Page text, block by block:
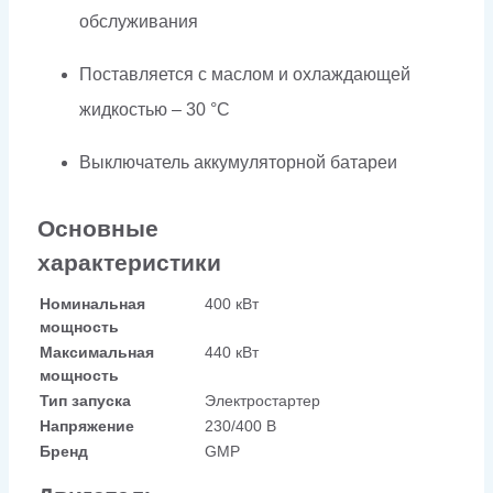
обслуживания
Поставляется с маслом и охлаждающей
жидкостью – 30 °C
Выключатель аккумуляторной батареи
Основные
характеристики
Номинальная
мощность
400 кВт
Максимальная
мощность
440 кВт
Тип запуска
Электростартер
Напряжение
230/400 В
Бренд
GMP